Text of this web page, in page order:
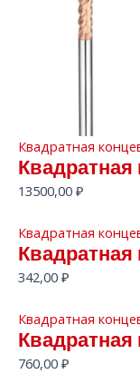
Квадратная
13500,00 ₽
Квадратная
342,00 ₽
Квадратная
760,00 ₽